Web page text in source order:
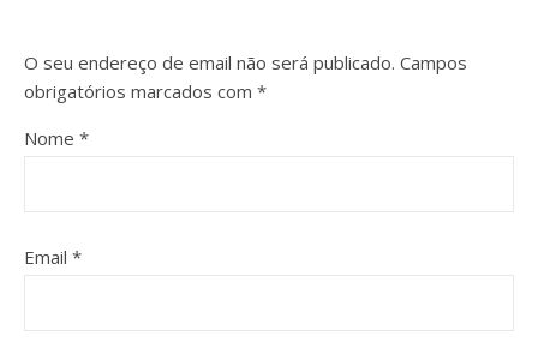
O seu endereço de email não será publicado. Campos
obrigatórios marcados com *
Nome *
Email *